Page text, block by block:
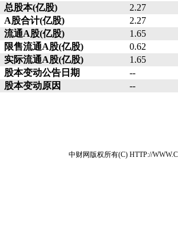
总股本(亿股)
2.27
A股合计(亿股)
2.27
流通A股(亿股)
1.65
限售流通A股(亿股)
0.62
实际流通A股(亿股)
1.65
股本变动公告日期
--
股本变动原因
--
中财网版权所有(C) HTTP://